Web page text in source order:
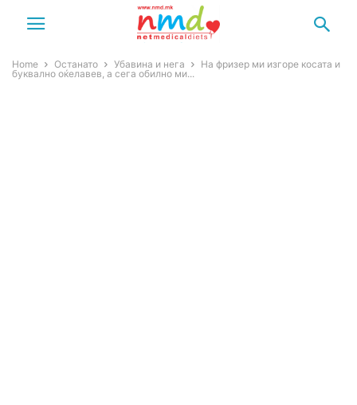
Home Останато Убавина и нега
На фризер ми изгоре косата и
буквално оќелавев, а сега обилно ми...